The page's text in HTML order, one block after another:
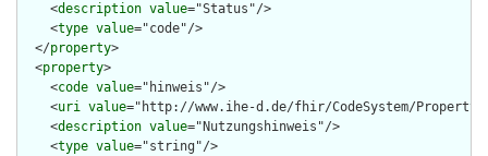
    <
description value="Status"/>
    <
type value="code"/>
  </
property>
  <
property>
    <
code value="hinweis"/>
    <
uri value="http://www.ihe-d.de/fhir/CodeSystem/
    <
description value="Nutzungshinweis"/>
    <
type value="string"/>